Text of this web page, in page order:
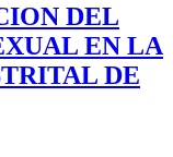
DEL
EN LA
DE